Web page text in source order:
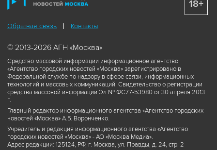
Обратная связь Контакты
© 2013-2026 АГН «Москва»
Средство массовой информации информационное агентство
«Агентство городских новостей «Москва» зарегистрировано в
Федеральной службе по надзору в сфере связи, информационных
технологий и массовых коммуникаций. Свидетельство о регистрации
средства массовой информации Эл № ФС77-53980 от 30 апреля 2013
г.
Главный редактор информационного агентства «Агентство городских
новостей «Москва» А.Б. Воронченко.
Учредитель и редакция информационного агентства «Агентство
городских новостей «Москва» - АО «Москва Медиа».
Адрес редакции: 125124, РФ, г. Москва, ул. Правды, д. 24, стр. 2
18+